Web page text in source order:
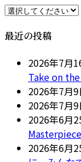
最近の投稿
2026年7月
Take on
2026年7月9
2026年7月9
2026年6月
2026年6月